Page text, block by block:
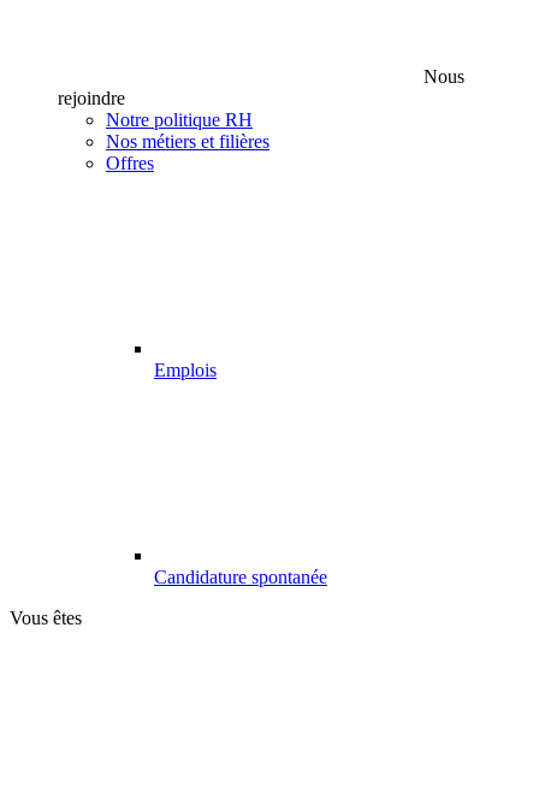
Nous
rejoindre
Notre politique RH
Nos métiers et filières
Offres
Emplois
Candidature spontanée
Vous êtes